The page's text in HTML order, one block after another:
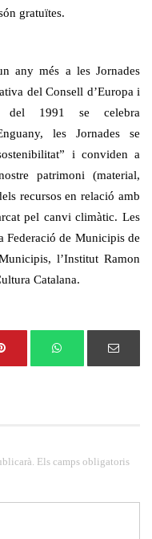
gratuïtes.
any més a les Jornades
del Consell d’Europa i
del 1991 se celebra
les Jornades se
i conviden a
patrimoni (material,
recursos en relació amb
pel canvi climàtic. Les
Federació de Municipis de
l’Institut Ramon
Catalana.
Els camps obligatoris